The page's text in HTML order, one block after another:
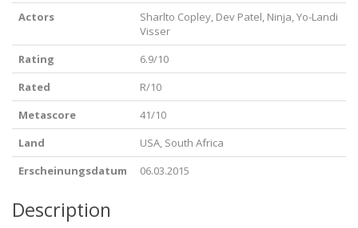
Actors
Sharlto Copley, Dev Patel, Ninja, Yo-Landi
Visser
Rating
6.9/10
Rated
R/10
Metascore
41/10
Land
USA, South Africa
Erscheinungsdatum
06.03.2015
Description